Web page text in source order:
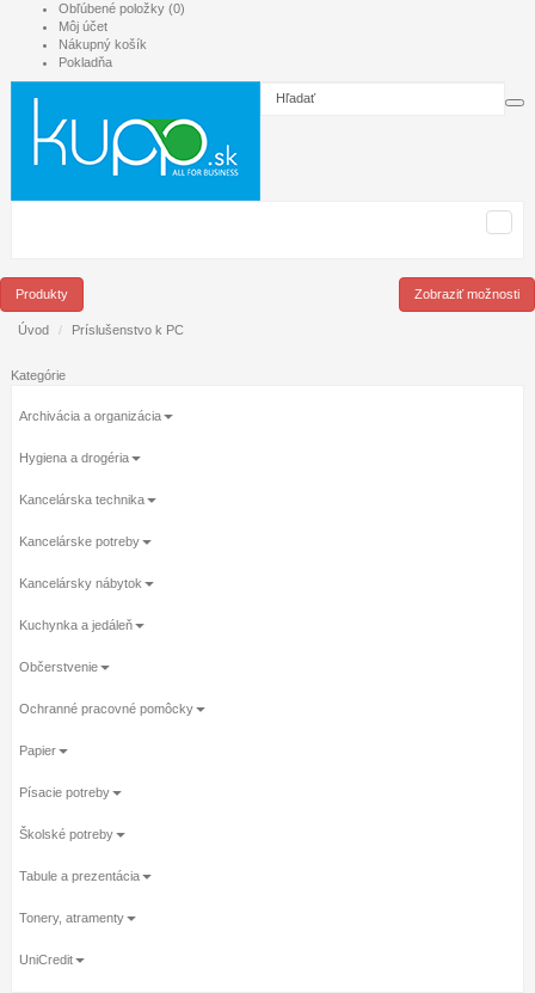
Obľúbené položky (0)
Môj účet
Nákupný košík
Pokladňa
Produkty Zobraziť možnosti
Úvod Príslušenstvo k PC
Kategórie
Archivácia a organizácia
Hygiena a drogéria
Kancelárska technika
Kancelárske potreby
Kancelársky nábytok
Kuchynka a jedáleň
Občerstvenie
Ochranné pracovné pomôcky
Papier
Písacie potreby
Školské potreby
Tabule a prezentácia
Tonery, atramenty
UniCredit